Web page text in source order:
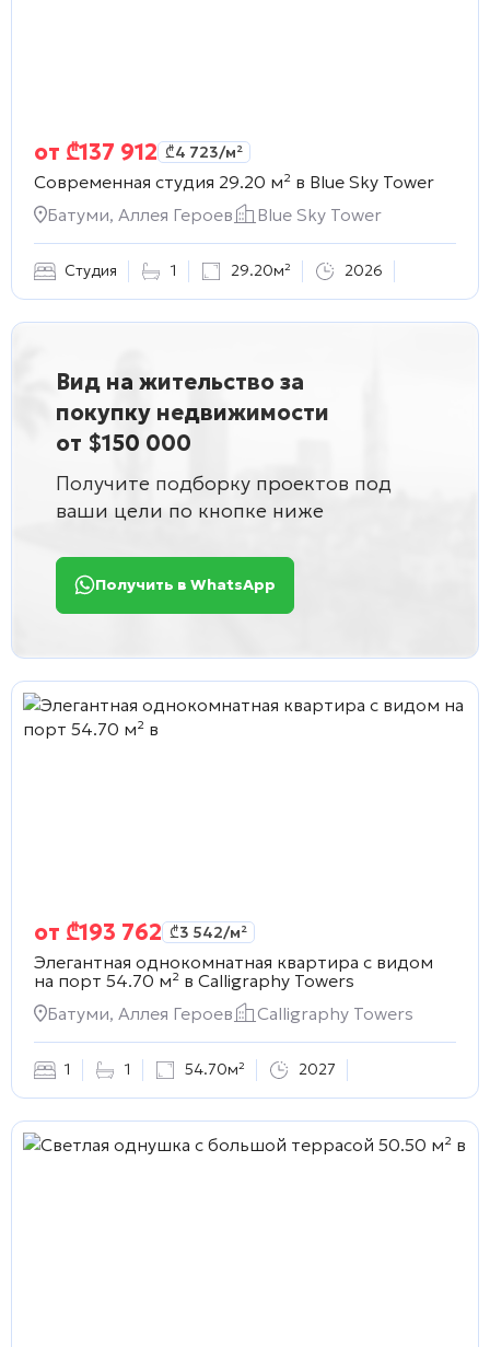
от ₾137 912 ₾4 723/м²
Современная студия 29.20 м² в Blue Sky Tower
Батуми, Аллея Героев
Blue Sky Tower
Студия 1 29.20м² 2026
Вид на жительство за
покупку недвижимости
от $150 000
Получите подборку проектов под
ваши цели по кнопке ниже
Получить в WhatsApp
от ₾193 762 ₾3 542/м²
Элегантная однокомнатная квартира с видом
на порт 54.70 м² в Calligraphy Towers
Батуми, Аллея Героев
Calligraphy Towers
1 1 54.70м² 2027